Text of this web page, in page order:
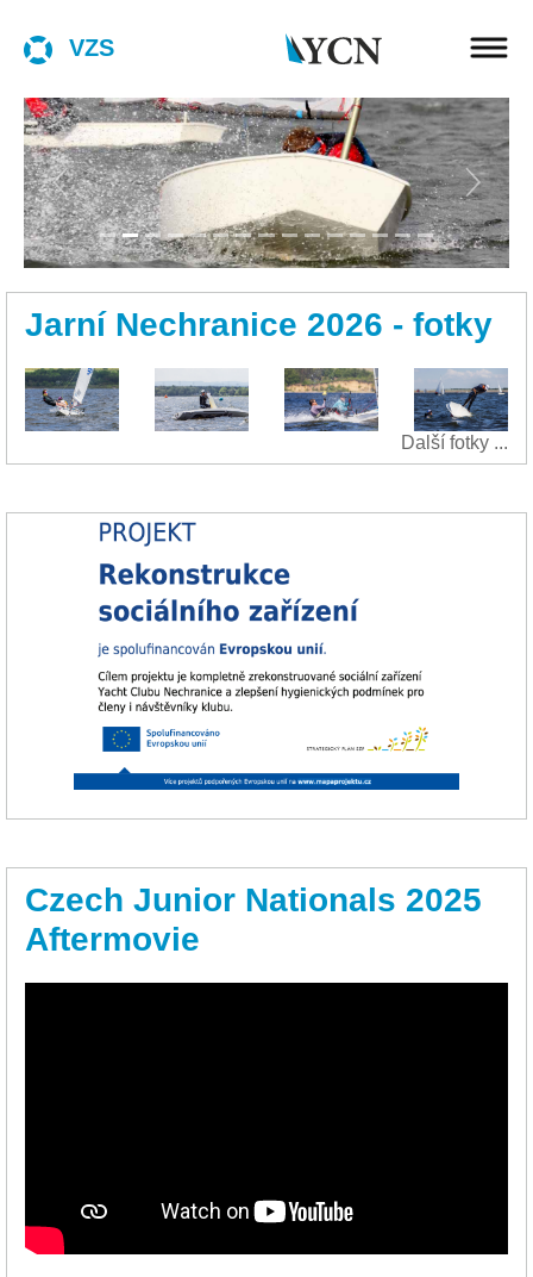
VZS
Previous Next
Jarní Nechranice 2026 - fotky
Další fotky ...
Czech Junior Nationals 2025
Aftermovie